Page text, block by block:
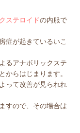
ステロイドの内服で
症が起きているいこ
るアナボリックステ
からはじまります。
って改善が見られれ
すので、その場合は